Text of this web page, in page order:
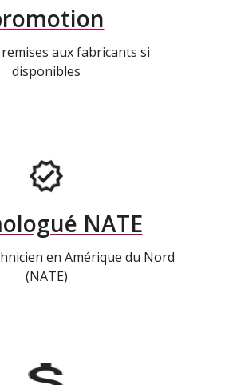
aux fabricants si
disponibles
NATE
en Amérique du Nord
(NATE)